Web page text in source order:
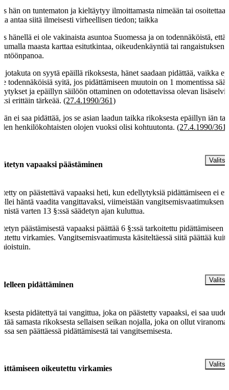
hän on tuntematon ja kieltäytyy ilmoittamasta nimeään tai
antaa siitä ilmeisesti virheellisen tiedon; taikka
hänellä ei ole vakinaista asuntoa Suomessa ja on todennäköistä, että
maasta karttaa esitutkintaa, oikeudenkäyntiä tai rangaistuksen
jotakuta on syytä epäillä rikoksesta, hänet saadaan pidättää, vaikka
todennäköisiä syitä, jos pidättämiseen muutoin on 1 momentissa
ja epäillyn säilöön ottaminen on odotettavissa olevan
erittäin tärkeää. (27.4.1990/361)
ei saa pidättää, jos se asian laadun taikka rikoksesta epäillyn iän tai
henkilökohtaisten olojen vuoksi olisi kohtuutonta. (27.4.1990/361)
vapaaksi päästäminen
on päästettävä vapaaksi heti, kun edellytyksiä pidättämiseen ei
häntä vaadita vangittavaksi, viimeistään vangitsemisvaatimuksen
varten 13 §:ssä säädetyn ajan kuluttua.
päästämisestä vapaaksi päättää 6 §:ssä tarkoitettu pidättämiseen
virkamies. Vangitsemisvaatimusta käsiteltäessä siitä päättää
pidättäminen
pidätettyä tai vangittua, joka on päästetty vapaaksi, ei saa
samasta rikoksesta sellaisen seikan nojalla, joka on ollut
sen päättäessä pidättämisestä tai vangitsemisesta.
oikeutettu virkamies